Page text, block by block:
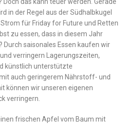
Doch das kann teuer werden. Gerade
in der Regel aus der Südhalbkugel
für Friday for Future und Retten
zu essen, dass in diesem Jahr
Durch saisonales Essen kaufen wir
verringern Lagerungszeiten,
künstlich unterstützte
auch geringerem Nährstoff- und
können wir unseren eigenen
verringern.
frischen Apfel vom Baum mit